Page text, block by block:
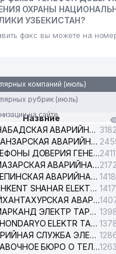
ОХРАНЫ
УЗБЕКИСТАН?
факс вы можете на
компаний (июль)
рубрик (июль)
на сайте
Назвние
ЯШНАБАДСКАЯ АВАРИЙНАЯ СЛУЖБА ЭЛЕКТРОСЕТИ 3182
ЧИЛАНЗАРСКАЯ АВАРИЙНАЯ СЛУЖБА ЭЛЕКТРОСЕТИ
ТЕЛЕФОНЫ ДОВЕРИЯ ГЕНЕРАЛЬНОЙ ПРОКУРАТУРЫ РЕСПУБЛИКИ УЗБЕКИСТАН2411
АЛМАЗАРСКАЯ АВАРИЙНАЯ СЛУЖБА ЭЛЕКТРОСЕТИ2172
УЧТЕПИНСКАЯ АВАРИЙНАЯ СЛУЖБА ЭЛЕКТРОСЕТИ 1418
TOSHKENT SHAHAR ELEKTR TARMOQLARI KORXONASI АО 1417
ШАЙХАНТАХУРСКАЯ АВАРИЙНАЯ СЛУЖБА ЭЛЕКТРОСЕТИ
САМАРКАНД ЭЛЕКТР ТАРМОКЛАРИ АО
SURHONDARYO ELEKTR TARMOKLARI АО
АВАРИЙНАЯ СЛУЖБА ЭЛЕКТРОСЕТИ ТАШКЕНТСКОГО РАЙОНА
СПРАВОЧНОЕ БЮРО О ТЕЛЕФОНАХ ОРГАНИЗАЦИЙ г. ТАШКЕНТА1263